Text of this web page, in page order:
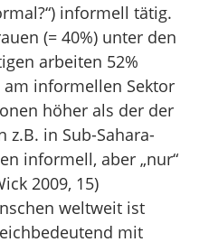
informell tätig.
(= 40%) unter den
arbeiten 52%
informellen Sektor
höher als der der
z.B. in Sub-Sahara-
informell, aber „nur“
2009, 15)
weltweit ist
mit